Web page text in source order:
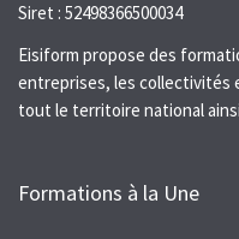
Siret : 52498366500034
Eisiform propose des
entreprises, les collectivités
tout le territoire national
Formations à la Une